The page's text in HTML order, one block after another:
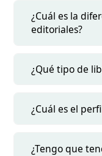
¿Cuál es la
editoriales?
¿Qué tipo de
¿Cuál es el
¿Tengo que